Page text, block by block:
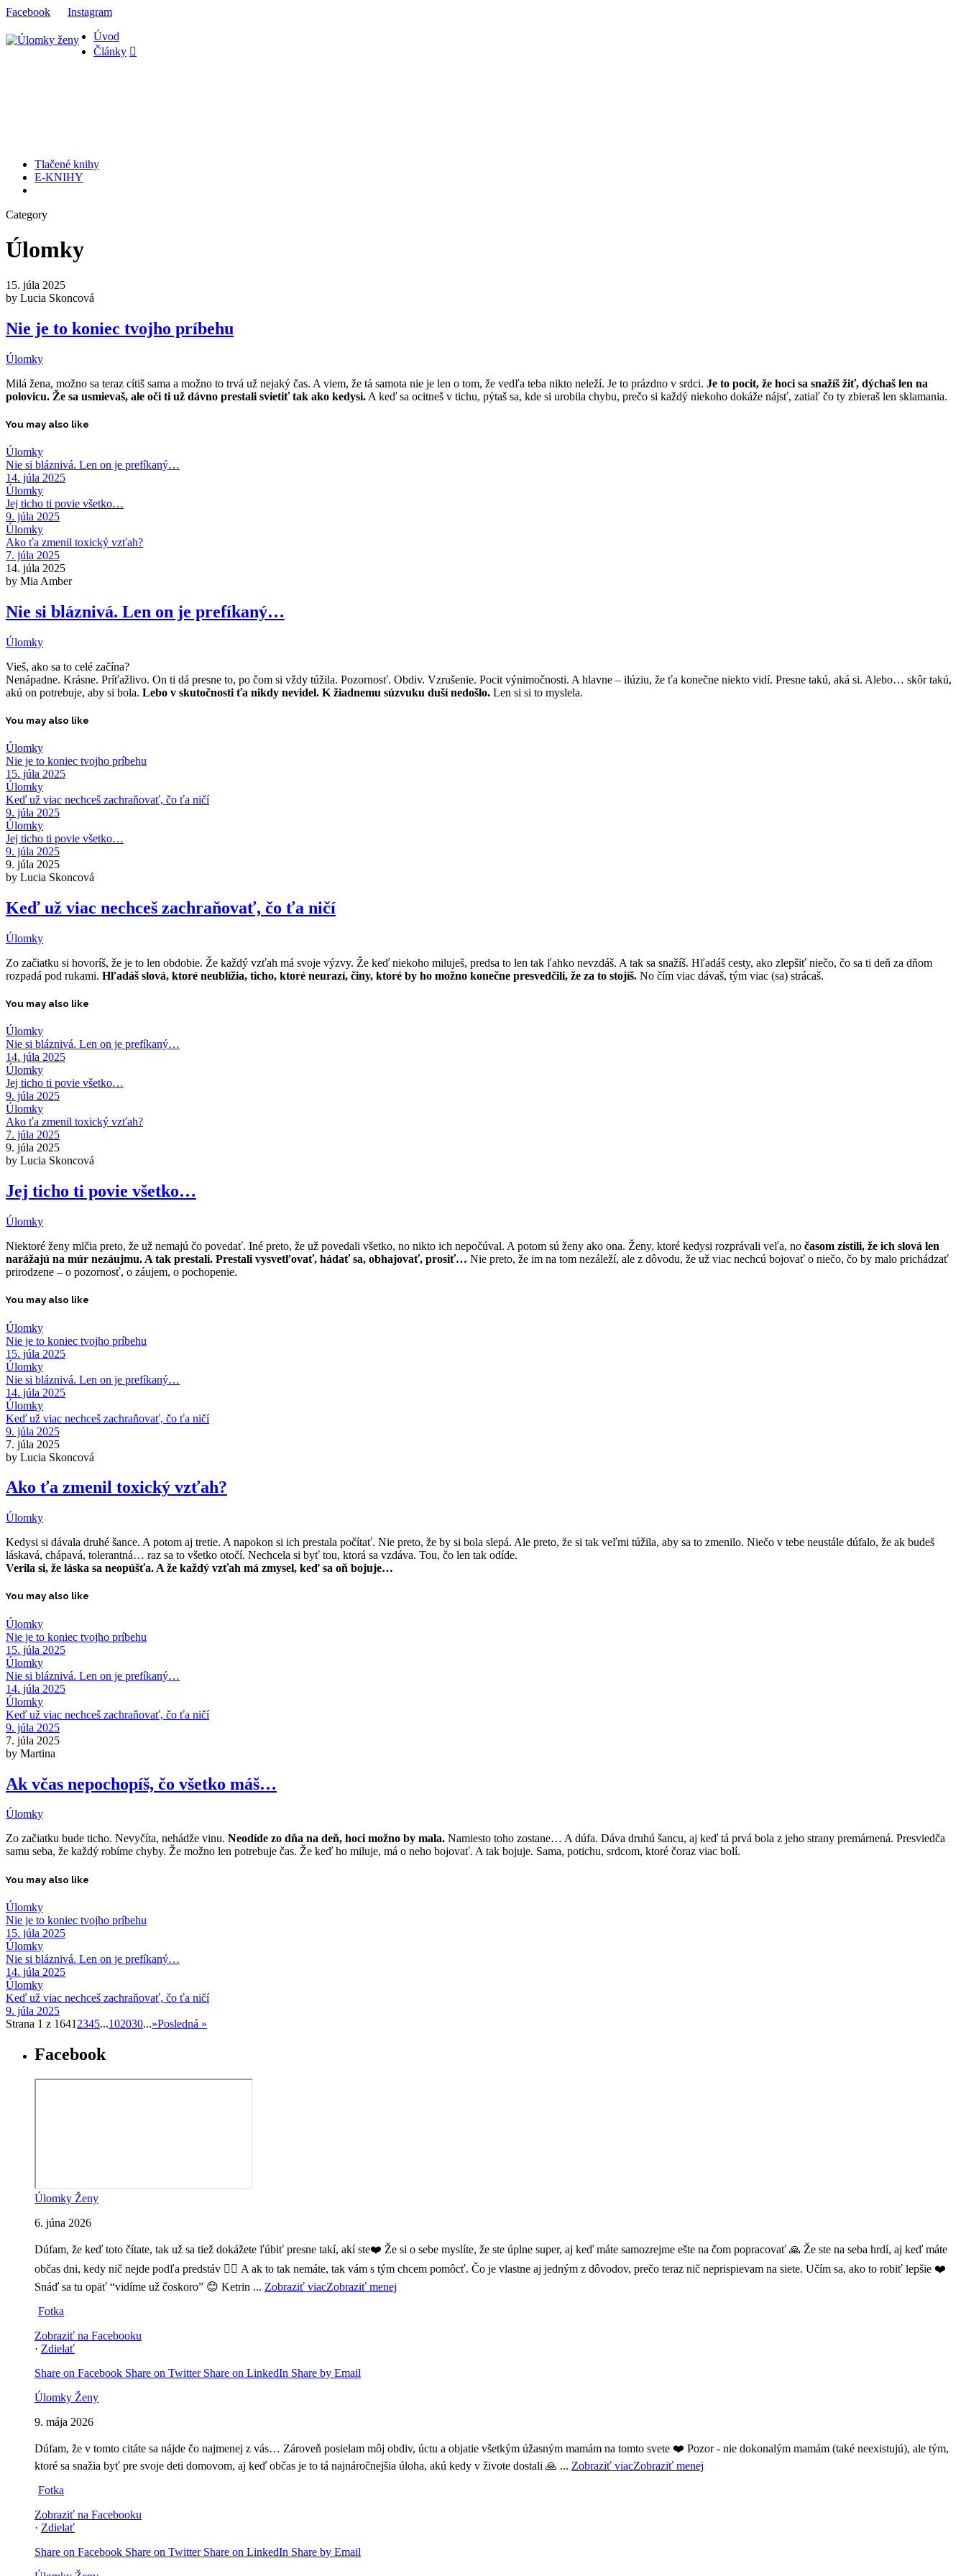
Facebook
Instagram
Úvod
Články
Tlačené knihy
E-KNIHY
Category
Úlomky
15. júla 2025
by Lucia Skoncová
Nie je to koniec tvojho príbehu
Úlomky
Milá žena, možno sa teraz cítiš sama a možno to trvá už nejaký čas. A viem, že tá samota nie je len o tom, že vedľa teba nikto neleží. Je to prázdno v srdci. Je to pocit, že hoci sa snažíš žiť, dýchaš len na
polovicu. Že sa usmievaš, ale oči ti už dávno prestali svietiť tak ako kedysi. A keď sa ocitneš v tichu, pýtaš sa, kde si urobila chybu, prečo si každý niekoho dokáže nájsť, zatiaľ čo ty zbieraš len sklamania.
You may also like
Úlomky
Nie si bláznivá. Len on je prefíkaný…
14. júla 2025
Úlomky
Jej ticho ti povie všetko…
9. júla 2025
Úlomky
Ako ťa zmenil toxický vzťah?
7. júla 2025
14. júla 2025
by Mia Amber
Nie si bláznivá. Len on je prefíkaný…
Úlomky
Vieš, ako sa to celé začína?
Nenápadne. Krásne. Príťažlivo. On ti dá presne to, po čom si vždy túžila. Pozornosť. Obdiv. Vzrušenie. Pocit výnimočnosti. A hlavne – ilúziu, že ťa konečne niekto vidí. Presne takú, aká si. Alebo… skôr takú,
akú on potrebuje, aby si bola. Lebo v skutočnosti ťa nikdy nevidel. K žiadnemu súzvuku duší nedošlo. Len si si to myslela.
You may also like
Úlomky
Nie je to koniec tvojho príbehu
15. júla 2025
Úlomky
Keď už viac nechceš zachraňovať, čo ťa ničí
9. júla 2025
Úlomky
Jej ticho ti povie všetko…
9. júla 2025
9. júla 2025
by Lucia Skoncová
Keď už viac nechceš zachraňovať, čo ťa ničí
Úlomky
Zo začiatku si hovoríš, že je to len obdobie. Že každý vzťah má svoje výzvy. Že keď niekoho miluješ, predsa to len tak ľahko nevzdáš. A tak sa snažíš. Hľadáš cesty, ako zlepšiť niečo, čo sa ti deň za dňom
rozpadá pod rukami. Hľadáš slová, ktoré neublížia, ticho, ktoré neurazí, činy, ktoré by ho možno konečne presvedčili, že za to stojíš. No čím viac dávaš, tým viac (sa) strácaš.
You may also like
Úlomky
Nie si bláznivá. Len on je prefíkaný…
14. júla 2025
Úlomky
Jej ticho ti povie všetko…
9. júla 2025
Úlomky
Ako ťa zmenil toxický vzťah?
7. júla 2025
9. júla 2025
by Lucia Skoncová
Jej ticho ti povie všetko…
Úlomky
Niektoré ženy mlčia preto, že už nemajú čo povedať. Iné preto, že už povedali všetko, no nikto ich nepočúval. A potom sú ženy ako ona. Ženy, ktoré kedysi rozprávali veľa, no časom zistili, že ich slová len
narážajú na múr nezáujmu. A tak prestali. Prestali vysvetľovať, hádať sa, obhajovať, prosiť… Nie preto, že im na tom nezáleží, ale z dôvodu, že už viac nechcú bojovať o niečo, čo by malo prichádzať
prirodzene – o pozornosť, o záujem, o pochopenie.
You may also like
Úlomky
Nie je to koniec tvojho príbehu
15. júla 2025
Úlomky
Nie si bláznivá. Len on je prefíkaný…
14. júla 2025
Úlomky
Keď už viac nechceš zachraňovať, čo ťa ničí
9. júla 2025
7. júla 2025
by Lucia Skoncová
Ako ťa zmenil toxický vzťah?
Úlomky
Kedysi si dávala druhé šance. A potom aj tretie. A napokon si ich prestala počítať. Nie preto, že by si bola slepá. Ale preto, že si tak veľmi túžila, aby sa to zmenilo. Niečo v tebe neustále dúfalo, že ak budeš
láskavá, chápavá, tolerantná… raz sa to všetko otočí. Nechcela si byť tou, ktorá sa vzdáva. Tou, čo len tak odíde.
Verila si, že láska sa neopúšťa. A že každý vzťah má zmysel, keď sa oň bojuje…
You may also like
Úlomky
Nie je to koniec tvojho príbehu
15. júla 2025
Úlomky
Nie si bláznivá. Len on je prefíkaný…
14. júla 2025
Úlomky
Keď už viac nechceš zachraňovať, čo ťa ničí
9. júla 2025
7. júla 2025
by Martina
Ak včas nepochopíš, čo všetko máš…
Úlomky
Zo začiatku bude ticho. Nevyčíta, nehádže vinu. Neodíde zo dňa na deň, hoci možno by mala. Namiesto toho zostane… A dúfa. Dáva druhú šancu, aj keď tá prvá bola z jeho strany premárnená. Presviedča
samu seba, že každý robíme chyby. Že možno len potrebuje čas. Že keď ho miluje, má o neho bojovať. A tak bojuje. Sama, potichu, srdcom, ktoré čoraz viac bolí.
You may also like
Úlomky
Nie je to koniec tvojho príbehu
15. júla 2025
Úlomky
Nie si bláznivá. Len on je prefíkaný…
14. júla 2025
Úlomky
Keď už viac nechceš zachraňovať, čo ťa ničí
9. júla 2025
Strana 1 z 1641 2345...102030...»Posledná »
Facebook
Úlomky Ženy
6. júna 2026
Dúfam, že keď toto čítate, tak už sa tiež dokážete ľúbiť presne takí, akí ste❤️ Že si o sebe myslíte, že ste úplne super, aj keď máte samozrejme ešte na čom popracovať 🙏 Že ste na seba hrdí, aj keď máte
občas dni, kedy nič nejde podľa predstáv 🤷‍♀️ A ak to tak nemáte, tak vám s tým chcem pomôcť. Čo je vlastne aj jedným z dôvodov, prečo teraz nič neprispievam na siete. Učím sa, ako to robiť lepšie ❤️
Snáď sa tu opäť “vidíme už čoskoro” 😊 Ketrin ... Zobraziť viacZobraziť menej
Fotka
Zobraziť na Facebooku
· Zdielať
Share on Facebook Share on Twitter Share on LinkedIn Share by Email
Úlomky Ženy
9. mája 2026
Dúfam, že v tomto citáte sa nájde čo najmenej z vás… Zároveň posielam môj obdiv, úctu a objatie všetkým úžasným mamám na tomto svete ❤️ Pozor - nie dokonalým mamám (také neexistujú), ale tým,
ktoré sa snažia byť pre svoje deti domovom, aj keď občas je to tá najnáročnejšia úloha, akú kedy v živote dostali 🙏 ... Zobraziť viacZobraziť menej
Fotka
Zobraziť na Facebooku
· Zdielať
Share on Facebook Share on Twitter Share on LinkedIn Share by Email